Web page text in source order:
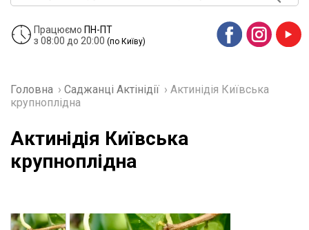
Працюємо ПН-ПТ
з 08:00 до 20:00 (по Київу)
Головна › Саджанці Актінідії › Актинідія Київська
крупноплідна
Актинідія Київська
крупноплідна